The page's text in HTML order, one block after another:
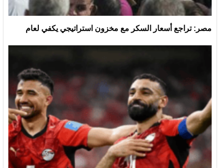
مصر: تراجع أسعار السكر مع مخزون استراتيجي يكفي لعام